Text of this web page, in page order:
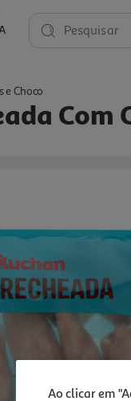
Pesquisar
e Choco
Com
Ao clicar em